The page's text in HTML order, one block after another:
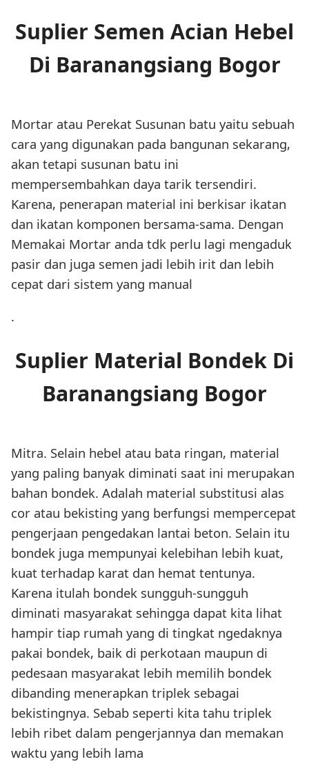
Suplier Semen Acian Hebel
Di Baranangsiang Bogor
Mortar atau Perekat Susunan batu yaitu sebuah
cara yang digunakan pada bangunan sekarang,
akan tetapi susunan batu ini
mempersembahkan daya tarik tersendiri.
Karena, penerapan material ini berkisar ikatan
dan ikatan komponen bersama-sama. Dengan
Memakai Mortar anda tdk perlu lagi mengaduk
pasir dan juga semen jadi lebih irit dan lebih
cepat dari sistem yang manual
.
Suplier Material Bondek Di
Baranangsiang Bogor
Mitra. Selain hebel atau bata ringan, material
yang paling banyak diminati saat ini merupakan
bahan bondek. Adalah material substitusi alas
cor atau bekisting yang berfungsi mempercepat
pengerjaan pengedakan lantai beton. Selain itu
bondek juga mempunyai kelebihan lebih kuat,
kuat terhadap karat dan hemat tentunya.
Karena itulah bondek sungguh-sungguh
diminati masyarakat sehingga dapat kita lihat
hampir tiap rumah yang di tingkat ngedaknya
pakai bondek, baik di perkotaan maupun di
pedesaan masyarakat lebih memilih bondek
dibanding menerapkan triplek sebagai
bekistingnya. Sebab seperti kita tahu triplek
lebih ribet dalam pengerjannya dan memakan
waktu yang lebih lama